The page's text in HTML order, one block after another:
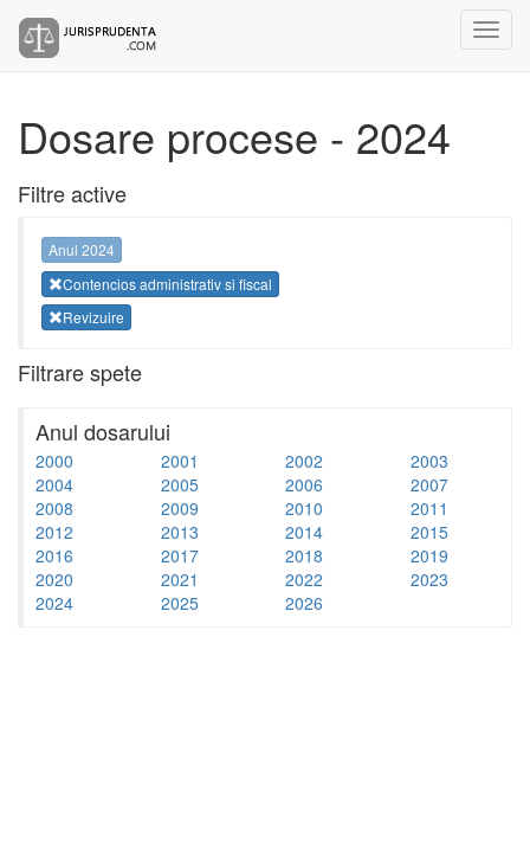
Dosare procese - 2024
Filtre active
Anul 2024
Contencios administrativ si fiscal
Revizuire
Filtrare spete
Anul dosarului
2000 2001 2002
2003
2004
2005 2006
2007
2008
2009 2010
2011
2012
2013 2014
2015
2016
2017 2018
2019
2020
2021 2022
2023
2024
2025 2026